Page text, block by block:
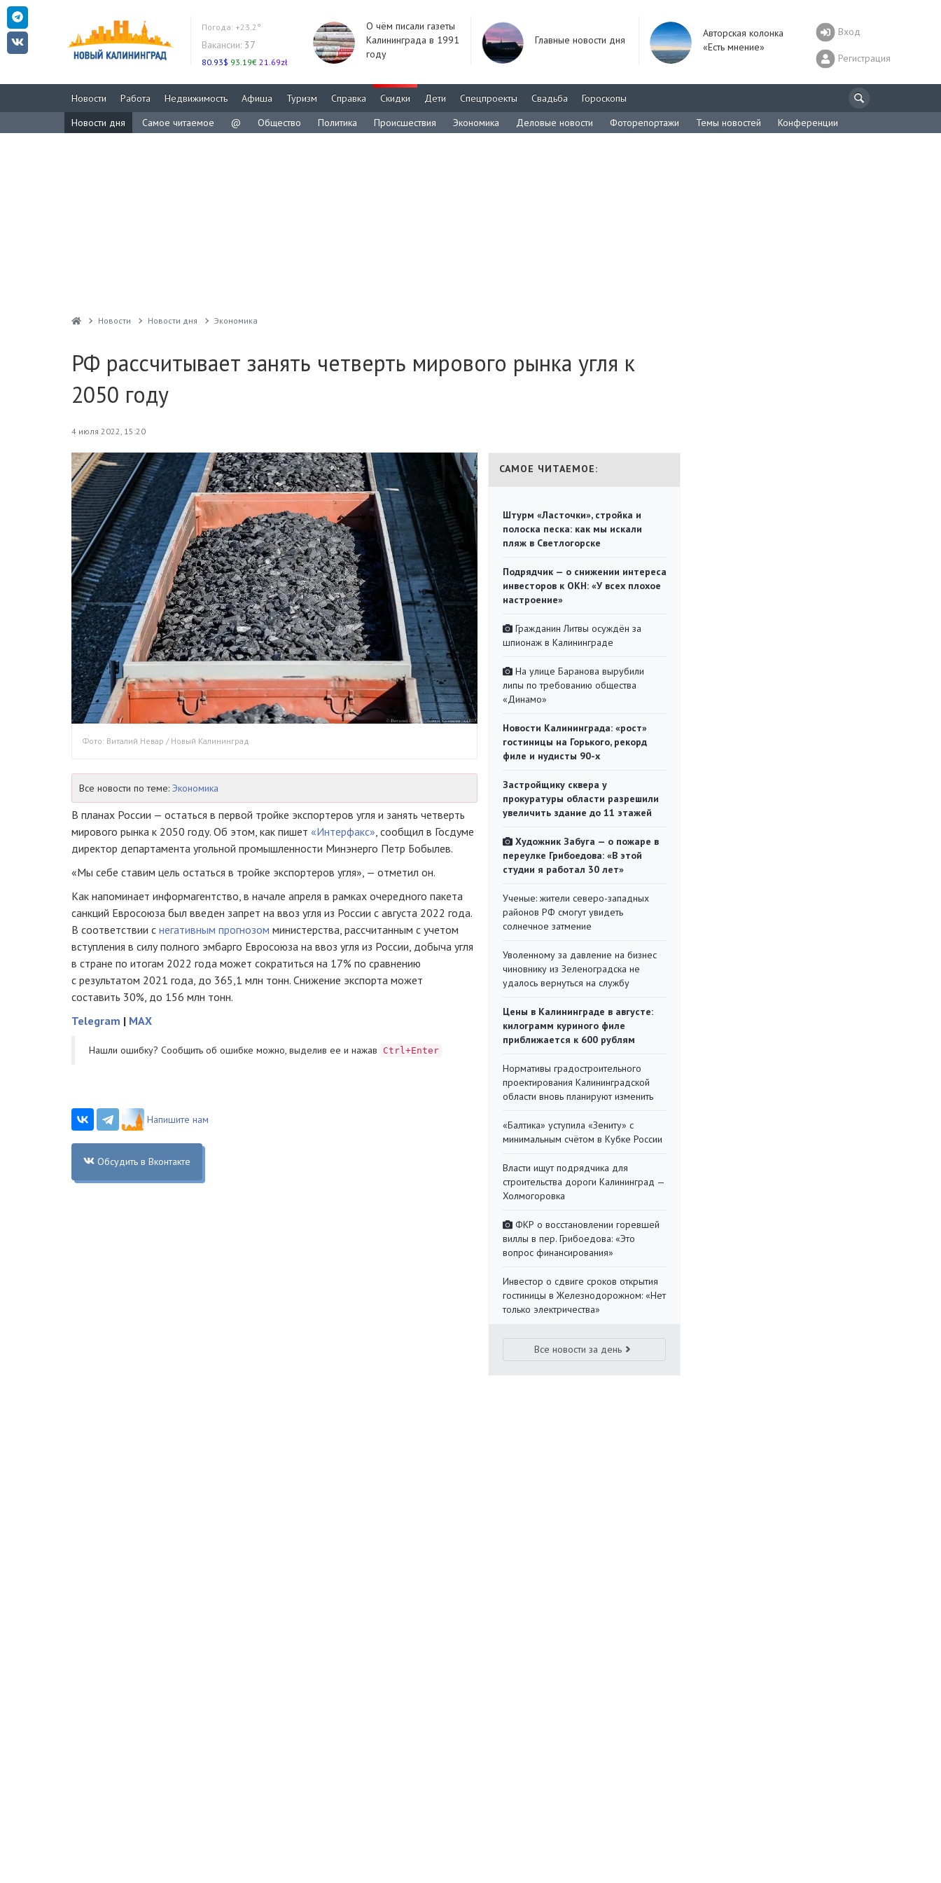
Погода: +23.2°
Вакансии: 37
80.93$ 93.19€ 21.69zł
О чём писали газеты
Калининграда в 1991
году
Главные новости дня
Авторская колонка
«Есть мнение»
Вход
Регистрация
Новости Работа Недвижимость Афиша Туризм Справка Скидки Дети Спецпроекты Свадьба
Гороскопы
Новости дня
Самое читаемое @ Общество Политика Происшествия Экономика Деловые новости Фоторепортажи Темы новостей Конференции
Новости Новости дня Экономика
РФ рассчитывает занять четверть мирового рынка угля к
2050 году
4 июля 2022, 15:20
Фото: Виталий Невар / Новый Калининград
Все новости по теме: Экономика
В планах России — остаться в первой тройке экспортеров угля и занять четверть
мирового рынка к 2050 году. Об этом, как пишет «Интерфакс» , сообщил в Госдуме
директор департамента угольной промышленности Минэнерго Петр Бобылев.
«Мы себе ставим цель остаться в тройке экспортеров угля», — отметил он.
Как напоминает информагентство, в начале апреля в рамках очередного пакета
санкций Евросоюза был введен запрет на ввоз угля из России с августа 2022 года.
В соответствии с негативным прогнозом министерства, рассчитанным с учетом
вступления в силу полного эмбарго Евросоюза на ввоз угля из России, добыча угля
в стране по итогам 2022 года может сократиться на 17% по сравнению
с результатом 2021 года, до 365,1 млн тонн. Снижение экспорта может
составить 30%, до 156 млн тонн.
Telegram | MAX
Нашли ошибку? Cообщить об ошибке можно, выделив ее и нажав Ctrl+Enter
Напишите нам
Обсудить в Вконтакте
САМОЕ ЧИТАЕМОЕ:
Штурм «Ласточки», стройка и
полоска песка: как мы искали
пляж в Светлогорске
Подрядчик — о снижении интереса
инвесторов к ОКН: «У всех плохое
настроение»
Гражданин Литвы осуждён за
шпионаж в Калининграде
На улице Баранова вырубили
липы по требованию общества
«Динамо»
Новости Калининграда: «рост»
гостиницы на Горького, рекорд
филе и нудисты 90-х
Застройщику сквера у
прокуратуры области разрешили
увеличить здание до 11 этажей
Художник Забуга — о пожаре в
переулке Грибоедова: «В этой
студии я работал 30 лет»
Ученые: жители северо-западных
районов РФ смогут увидеть
солнечное затмение
Уволенному за давление на бизнес
чиновнику из Зеленоградска не
удалось вернуться на службу
Цены в Калининграде в августе:
килограмм куриного филе
приближается к 600 рублям
Нормативы градостроительного
проектирования Калининградской
области вновь планируют изменить
«Балтика» уступила «Зениту» с
минимальным счётом в Кубке России
Власти ищут подрядчика для
строительства дороги Калининград —
Холмогоровка
ФКР о восстановлении горевшей
виллы в пер. Грибоедова: «Это
вопрос финансирования»
Инвестор о сдвиге сроков открытия
гостиницы в Железнодорожном: «Нет
только электричества»
Все новости за день